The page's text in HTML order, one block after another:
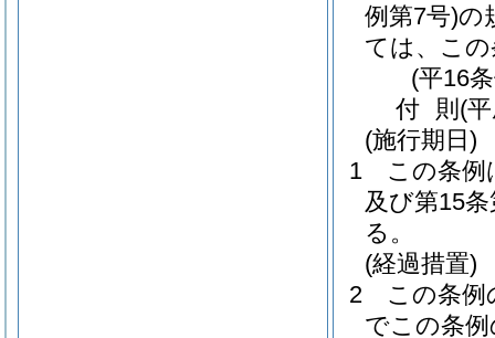
例第7号)の
ては、こ
(平16
付 則 (
(施行期日)
1
この条例
及び第15
る。
(経過措置)
2
この条例
でこの条